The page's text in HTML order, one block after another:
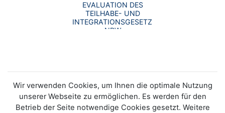
EVALUATION DES
TEILHABE- UND
INTEGRATIONSGESETZES
NRW
Wir verwenden Cookies, um Ihnen die optimale Nutzung
unserer Webseite zu ermöglichen. Es werden für den
Betrieb der Seite notwendige Cookies gesetzt. Weitere